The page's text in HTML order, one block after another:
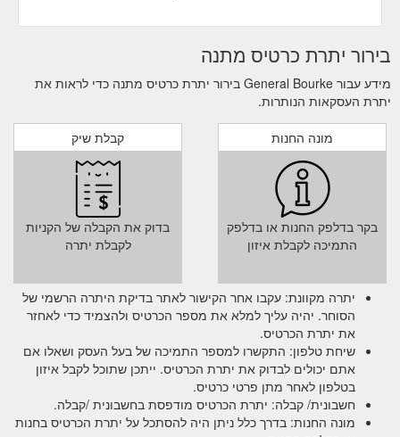
בירור יתרת כרטיס מתנה
מידע עבור General Bourke בירור יתרת כרטיס מתנה כדי לראות את
יתרת העסקאות הנותרות.
קבלת שיק
בדוק את הקבלה של הקניות
לקבלת יתרה
מונה החנות
בקר בדלפק החנות או בדלפק
התמיכה לקבלת איזון
יתרה מקוונת: עקבו אחר הקישור לאתר בדיקת היתרה הרשמי של
הסוחר. יהיה עליך למלא את מספר הכרטיס ולהצמיד כדי לאחזר
את יתרת הכרטיס.
שיחת טלפון: התקשרו למספר התמיכה של בעל העסק ושאלו אם
אתם יכולים לבדוק את יתרת הכרטיס. ייתכן שתוכל לקבל איזון
בטלפון לאחר מתן פרטי כרטיס.
חשבונית/ קבלה: יתרת הכרטיס מודפסת בחשבונית /קבלה.
מונה החנות: בדרך כלל ניתן היה להסתכל על יתרת הכרטיס בחנות